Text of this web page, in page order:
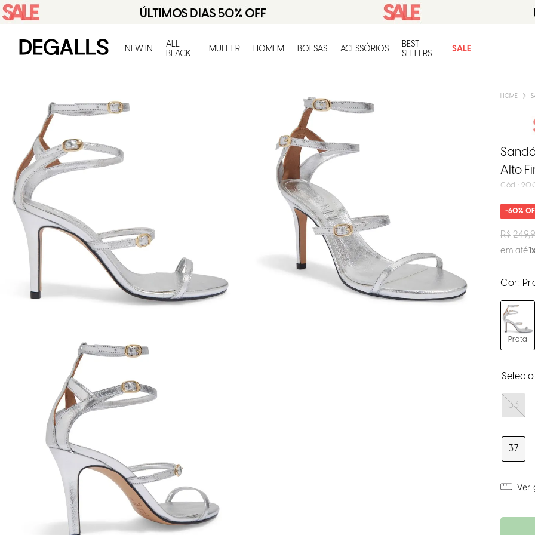
NEW IN
ALL
BLACK
MULHER HOMEM BOLSAS ACESSÓRIOS
BEST
SELLERS
SALE O
Alto
:
60%
R$
em até 1
Cor:
Prata
33
37
Ver